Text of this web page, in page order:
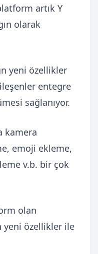
artık Y
olarak
yeni özellikler
entegre
sağlanıyor.
kamera
emoji ekleme,
v.b. bir çok
olan
yeni özellikler ile